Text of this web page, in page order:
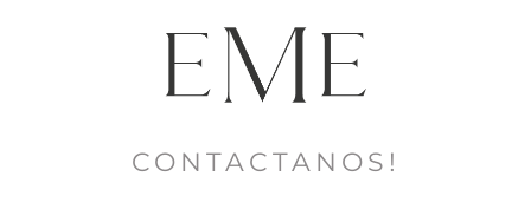
CONTACTANOS!